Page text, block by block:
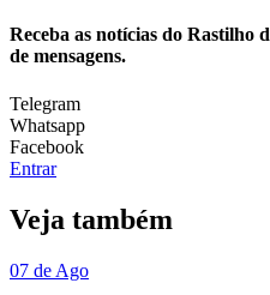
Receba as notícias do Rastilho
de mensagens.
Telegram
Whatsapp
Facebook
Entrar
Veja também
07 de Ago